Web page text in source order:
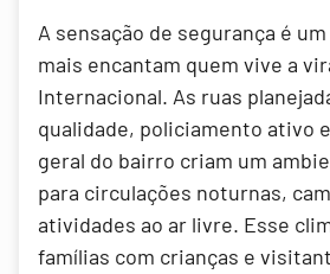
A sensação de segurança é
mais encantam quem vive a
Internacional. As ruas
qualidade, policiamento ativo
geral do bairro criam um
para circulações noturnas,
atividades ao ar livre. Esse
famílias com crianças e